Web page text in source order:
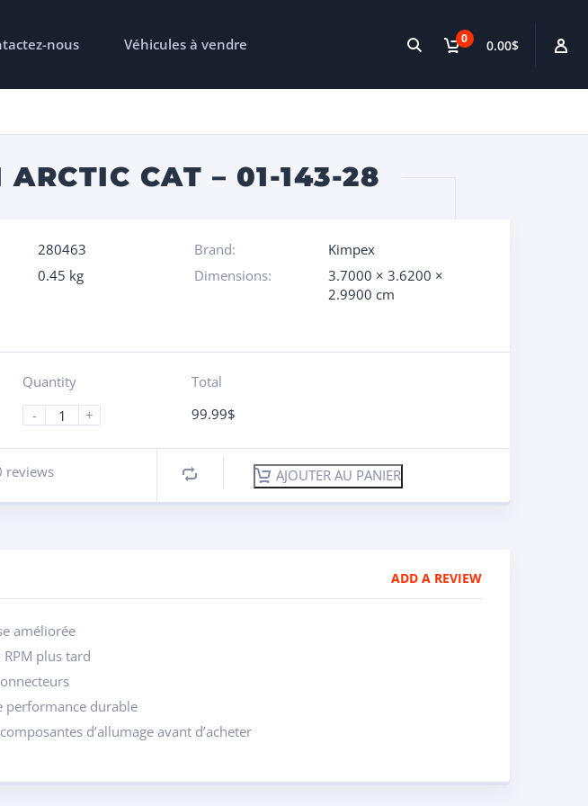
0 0.00$
nous Véhicules à vendre
CAT – 01-143-28
280463 Brand:
Kimpex
0.45 kg Dimensions:
3.7000 × 3.6200 ×
2.9900 cm
Quantity
-
+
Total
99.99$
reviews AJOUTER AU PANIER
ADD A REVIEW
améliorée
plus tard
performance durable
d’allumage avant d’acheter